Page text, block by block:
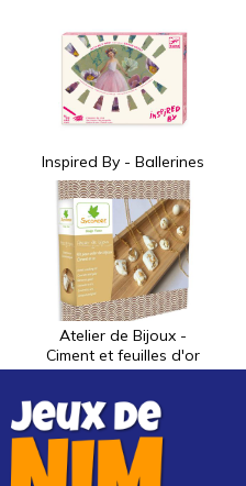
Inspired By - Ballerines
Atelier de Bijoux -
Ciment et feuilles d'or